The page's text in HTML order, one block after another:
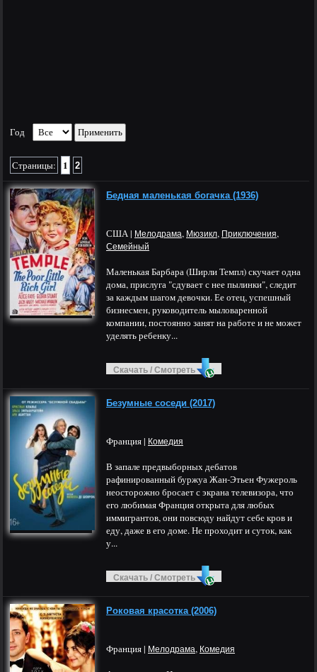
Год
Страницы: 1 2
Бедная маленькая богачка (1936)
США | Мелодрама, Мюзикл, Приключения,
Семейный
Маленькая Барбара (Ширли Темпл) скучает одна
дома, прислуга "сдувает с нее пылинки", следит
за каждым шагом девочки. Ее отец, успешный
бизнесмен, руководитель мыловаренной
компании, постоянно занят на работе и не может
уделять ребенку...
Скачать / Смотреть
Безумные соседи (2017)
Франция | Комедия
В запале предвыборных дебатов
рафинированный буржуа Жан-Этьен Фужероль
неосторожно бросает с экрана телевизора, что
его любимая Франция открыта для любых
иммигрантов, они повсюду найдут себе кров и
еду, даже в его доме. Не проходит и суток, как
у...
Скачать / Смотреть
Роковая красотка (2006)
Франция | Мелодрама, Комедия